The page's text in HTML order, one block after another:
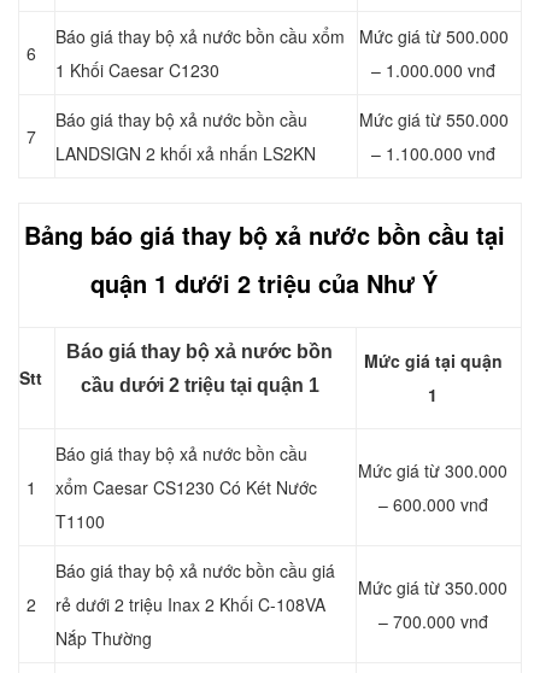
6
Báo giá thay bộ xả nước bồn cầu xổm
1 Khối Caesar C1230
Mức giá từ 500.000
– 1.000.000 vnđ
7
Báo giá thay bộ xả nước bồn cầu
LANDSIGN 2 khối xả nhấn LS2KN
Mức giá từ 550.000
– 1.100.000 vnđ
Bảng báo giá thay bộ xả nước bồn cầu tại
quận 1 dưới 2 triệu của Như Ý
Stt
Báo giá thay bộ xả nước bồn
cầu dưới 2 triệu tại quận 1
Mức giá tại quận
1
1
Báo giá thay bộ xả nước bồn cầu
xổm Caesar CS1230 Có Két Nước
T1100
Mức giá từ 300.000
– 600.000 vnđ
2
Báo giá thay bộ xả nước bồn cầu giá
rẻ dưới 2 triệu Inax 2 Khối C-108VA
Nắp Thường
Mức giá từ 350.000
– 700.000 vnđ